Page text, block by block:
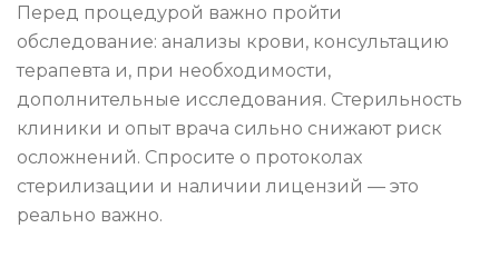
Перед процедурой важно пройти
обследование: анализы крови, консультацию
терапевта и, при необходимости,
дополнительные исследования. Стерильность
клиники и опыт врача сильно снижают риск
осложнений. Спросите о протоколах
стерилизации и наличии лицензий — это
реально важно.